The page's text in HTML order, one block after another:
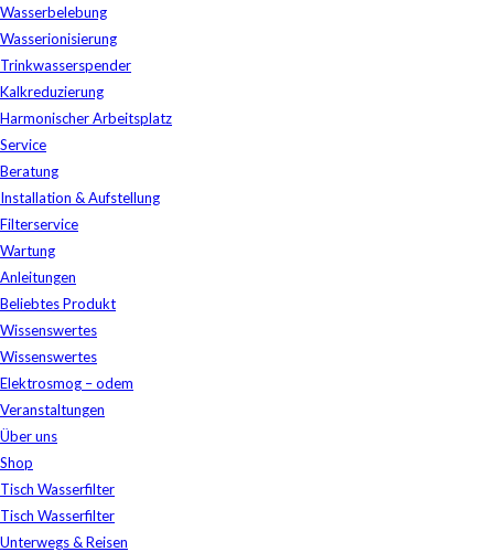
Wasserbelebung
Wasserionisierung
Trinkwasserspender
Kalkreduzierung
Harmonischer Arbeitsplatz
Service
Beratung
Installation & Aufstellung
Filterservice
Wartung
Anleitungen
Beliebtes Produkt
Wissenswertes
Wissenswertes
Elektrosmog – odem
Veranstaltungen
Über uns
Shop
Tisch Wasserfilter
Tisch Wasserfilter
Unterwegs & Reisen